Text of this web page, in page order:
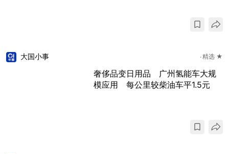
大国小事 精选 ★
奢侈品变日用品 广州氢能车大规
模应用 每公里较柴油车平1.5元